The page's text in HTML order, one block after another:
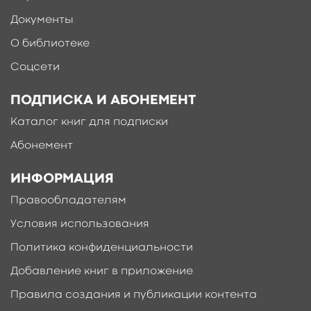
читателей, и в первую очередь родителям.
Ещё больше материалов после
Документы
О библиотеке
Соцсети
ПОДПИСКА И АБОНЕМЕНТ
Каталог книг для подписки
Абонемент
ИНФОРМАЦИЯ
Правообладателям
Условия использования
Политика конфиденциальности
Добавление книг в приложение
Правила создания и публикации контента